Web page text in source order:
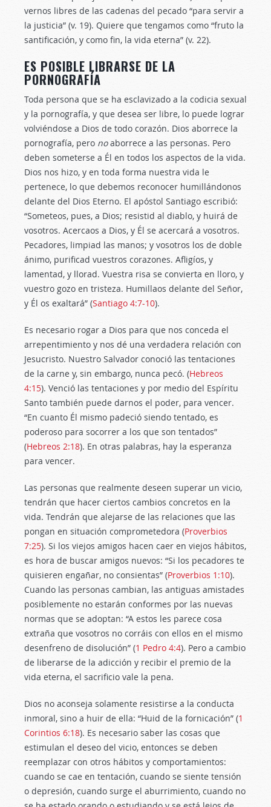
vernos libres de las cadenas del pecado “para servir a
la justicia” (v. 19). Quiere que tengamos como “fruto la
santificación, y como fin, la vida eterna” (v. 22).
ES POSIBLE LIBRARSE DE LA
PORNOGRAFÍA
Toda persona que se ha esclavizado a la codicia sexual
y la pornografía, y que desea ser libre, lo puede lograr
volviéndose a Dios de todo corazón. Dios aborrece la
pornografía, pero noaborrece a las personas. Pero
deben someterse a Él en todos los aspectos de la vida.
Dios nos hizo, y en toda forma nuestra vida le
pertenece, lo que debemos reconocer humillándonos
delante del Dios Eterno. El apóstol Santiago escribió:
“Someteos, pues, a Dios; resistid al diablo, y huirá de
vosotros. Acercaos a Dios, y Él se acercará a vosotros.
Pecadores, limpiad las manos; y vosotros los de doble
ánimo, purificad vuestros corazones. Afligíos, y
lamentad, y llorad. Vuestra risa se convierta en lloro, y
vuestro gozo en tristeza. Humillaos delante del Señor,
y Él os exaltará” (Santiago 4:7-10).
Es necesario rogar a Dios para que nos conceda el
arrepentimiento y nos dé una verdadera relación con
Jesucristo. Nuestro Salvador conoció las tentaciones
de la carne y, sin embargo, nunca pecó. (Hebreos
4:15). Venció las tentaciones y por medio del Espíritu
Santo también puede darnos el poder, para vencer.
“En cuanto Él mismo padeció siendo tentado, es
poderoso para socorrer a los que son tentados”
(Hebreos 2:18). En otras palabras, hay la esperanza
para vencer.
Las personas que realmente deseen superar un vicio,
tendrán que hacer ciertos cambios concretos en la
vida. Tendrán que alejarse de las relaciones que las
pongan en situación comprometedora (Proverbios
7:25). Si los viejos amigos hacen caer en viejos hábitos,
es hora de buscar amigos nuevos: “Si los pecadores te
quisieren engañar, no consientas” (Proverbios 1:10).
Cuando las personas cambian, las antiguas amistades
posiblemente no estarán conformes por las nuevas
normas que se adoptan: “A estos les parece cosa
extraña que vosotros no corráis con ellos en el mismo
desenfreno de disolución” (1 Pedro 4:4). Pero a cambio
de liberarse de la adicción y recibir el premio de la
vida eterna, el sacrificio vale la pena.
Dios no aconseja solamente resistirse a la conducta
inmoral, sino a huir de ella: “Huid de la fornicación” (1
Corintios 6:18). Es necesario saber las cosas que
estimulan el deseo del vicio, entonces se deben
reemplazar con otros hábitos y comportamientos:
cuando se cae en tentación, cuando se siente tensión
o depresión, cuando surge el aburrimiento, cuando no